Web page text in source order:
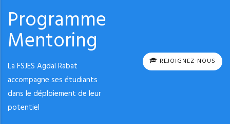
Programme
Mentoring
La FSJES Agdal Rabat
accompagne ses étudiants
dans le déploiement de leur
potentiel
REJOIGNEZ-NOUS